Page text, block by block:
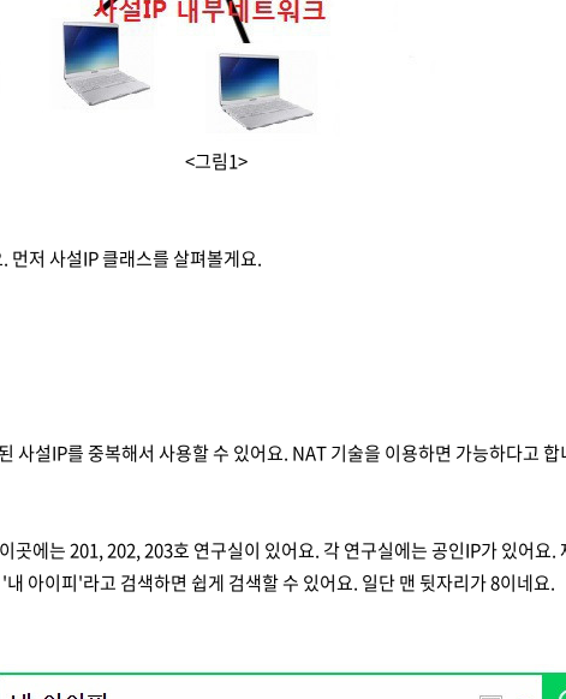
<그림1>
먼저 사설IP 클래스를 살펴볼게요.
사설IP를 중복해서 사용할 수 있어요. NAT 기술을 이용하면 가능하다고
곳에는 201, 202, 203호 연구실이 있어요. 각 연구실에는 공인IP가 있어요.
아이피'라고 검색하면 쉽게 검색할 수 있어요. 일단 맨 뒷자리가 8이네요.